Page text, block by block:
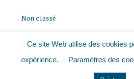
Non classé
quizz
Ce site Web utilise des cookies
expérience.
Paramètres des